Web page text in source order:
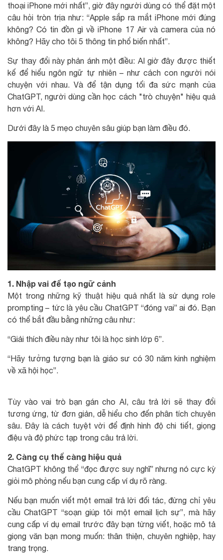
thoại iPhone mới nhất”, giờ đây người dùng có thể đặt một
câu hỏi tròn trịa như: “Apple sắp ra mắt iPhone mới đúng
không? Có tin đồn gì về iPhone 17 Air và camera của nó
không? Hãy cho tôi 5 thông tin phổ biến nhất”.
Sự thay đổi này phản ánh một điều: AI giờ đây được thiết
kế để hiểu ngôn ngữ tự nhiên – như cách con người nói
chuyện với nhau. Và để tận dụng tối đa sức mạnh của
ChatGPT, người dùng cần học cách "trò chuyện" hiệu quả
hơn với AI.
Dưới đây là 5 mẹo chuyên sâu giúp bạn làm điều đó.
1. Nhập vai để tạo ngữ cảnh
Một trong những kỹ thuật hiệu quả nhất là sử dụng role
prompting – tức là yêu cầu ChatGPT “đóng vai” ai đó. Bạn
có thể bắt đầu bằng những câu như:
“Giải thích điều này như tôi là học sinh lớp 6”.
“Hãy tưởng tượng bạn là giáo sư có 30 năm kinh nghiệm
về xã hội học”.
Tùy vào vai trò bạn gán cho AI, câu trả lời sẽ thay đổi
tương ứng, từ đơn giản, dễ hiểu cho đến phân tích chuyên
sâu. Đây là cách tuyệt vời để định hình độ chi tiết, giọng
điệu và độ phức tạp trong câu trả lời.
2. Càng cụ thể càng hiệu quả
ChatGPT không thể “đọc được suy nghĩ” nhưng nó cực kỳ
giỏi mô phỏng nếu bạn cung cấp ví dụ rõ ràng.
Nếu bạn muốn viết một email trả lời đối tác, đừng chỉ yêu
cầu ChatGPT “soạn giúp tôi một email lịch sự”, mà hãy
cung cấp ví dụ email trước đây bạn từng viết, hoặc mô tả
giọng văn bạn mong muốn: thân thiện, chuyên nghiệp, hay
trang trọng.